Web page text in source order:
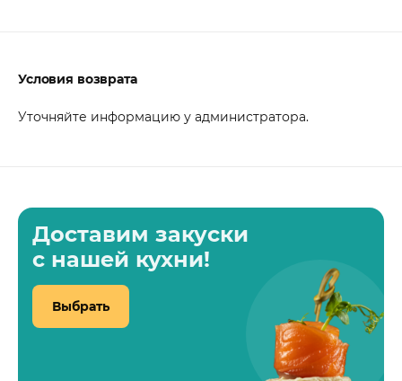
Условия возврата
Уточняйте информацию у администратора.
Доставим закуски
с нашей кухни!
Выбрать